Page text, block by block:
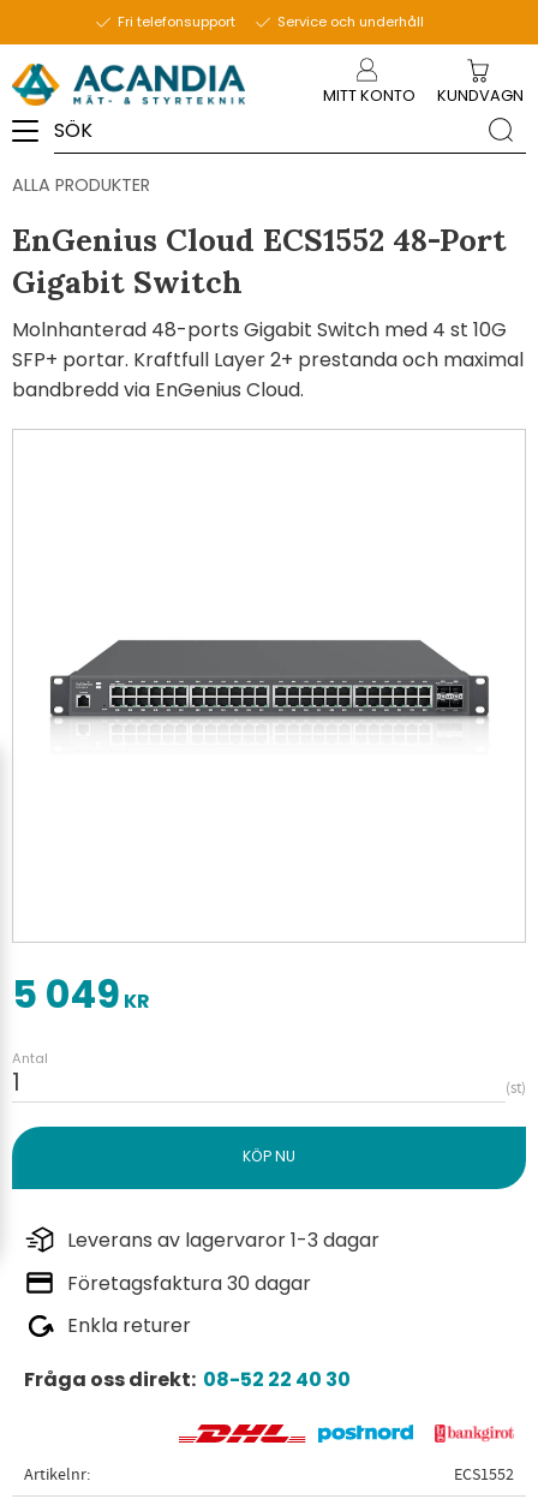
Fri telefonsupport Service och underhåll
MITT KONTO KUNDVAGN
ALLA PRODUKTER
EnGenius Cloud ECS1552 48-Port
Gigabit Switch
Molnhanterad 48-ports Gigabit Switch med 4 st 10G
SFP+ portar. Kraftfull Layer 2+ prestanda och maximal
bandbredd via EnGenius Cloud.
5 049 KR
Antal
st
Leverans av lagervaror 1-3 dagar
Företagsfaktura 30 dagar
Enkla returer
Fråga oss direkt: 08-52 22 40 30
Artikelnr ECS1552